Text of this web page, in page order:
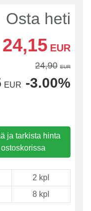
Osta heti
24,15 EUR
24,90 EUR
EUR -3.00%
ja tarkista hinta
ostoskorissa
2 kpl
8 kpl